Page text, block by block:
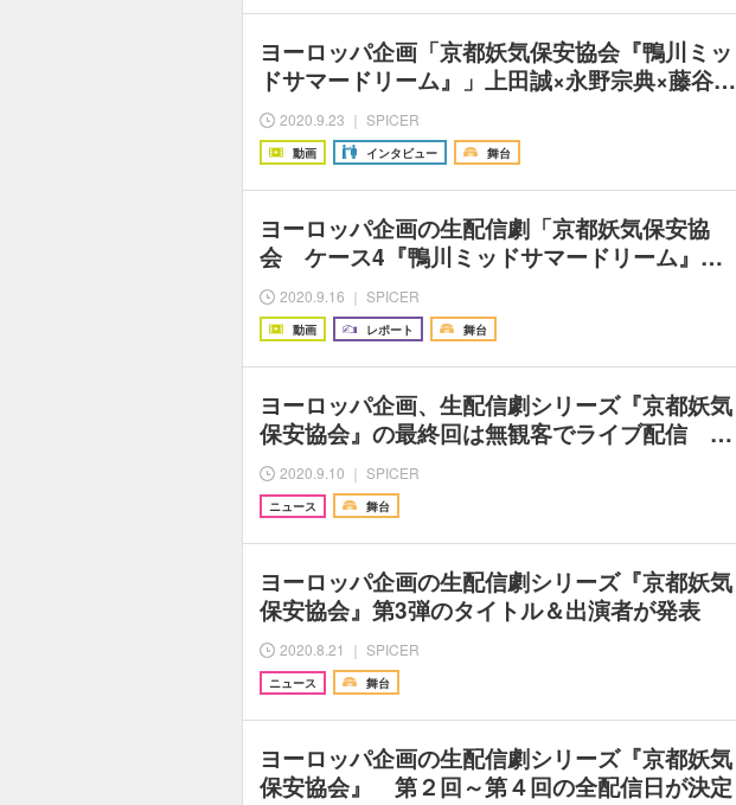
ヨーロッパ企画「京都妖気保安協会『鴨川ミッ
ドサマードリーム』」上田誠×永野宗典×藤谷…
2020.9.23 ｜ SPICER
動画 インタビュー 舞台
ヨーロッパ企画の生配信劇「京都妖気保安協
会 ケース4『鴨川ミッドサマードリーム』…
2020.9.16 ｜ SPICER
動画 レポート 舞台
ヨーロッパ企画、生配信劇シリーズ『京都妖気
保安協会』の最終回は無観客でライブ配信 …
2020.9.10 ｜ SPICER
ニュース 舞台
ヨーロッパ企画の生配信劇シリーズ『京都妖気
保安協会』第3弾のタイトル＆出演者が発表
2020.8.21 ｜ SPICER
ニュース 舞台
ヨーロッパ企画の生配信劇シリーズ『京都妖気
保安協会』 第２回～第４回の全配信日が決定